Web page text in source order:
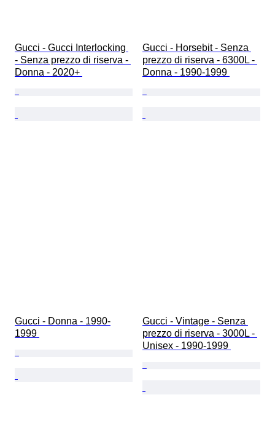
Gucci - Gucci Interlocking
- Senza prezzo di riserva -
Donna - 2020+
Gucci - Horsebit - Senza
prezzo di riserva - 6300L -
Donna - 1990-1999
Gucci - Donna - 1990-
1999
Gucci - Vintage - Senza
prezzo di riserva - 3000L -
Unisex - 1990-1999